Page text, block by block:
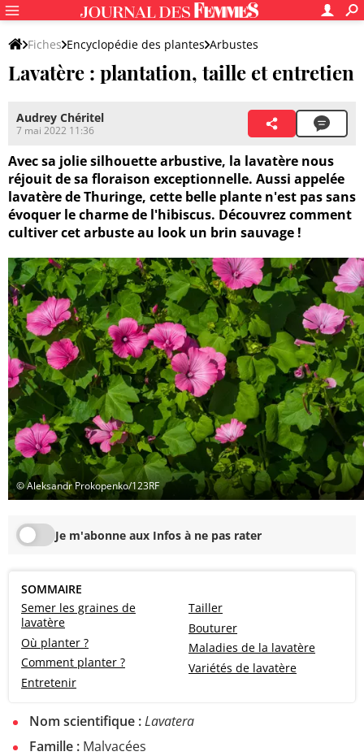
Fiches Encyclopédie des plantes Arbustes
Lavatère : plantation, taille et entretien
Audrey Chéritel
7 mai 2022 11:36
Avec sa jolie silhouette arbustive, la lavatère nous
réjouit de sa floraison exceptionnelle. Aussi appelée
lavatère de Thuringe, cette belle plante n'est pas sans
évoquer le charme de l'hibiscus. Découvrez comment
cultiver cet arbuste au look un brin sauvage !
© Aleksandr Prokopenko/123RF
Je m'abonne aux Infos à ne pas rater
SOMMAIRE
Semer les graines de
lavatère
Où planter ?
Comment planter ?
Entretenir
Tailler
Bouturer
Maladies de la lavatère
Variétés de lavatère
Nom scientifique :Lavatera
Famille : Malvacées